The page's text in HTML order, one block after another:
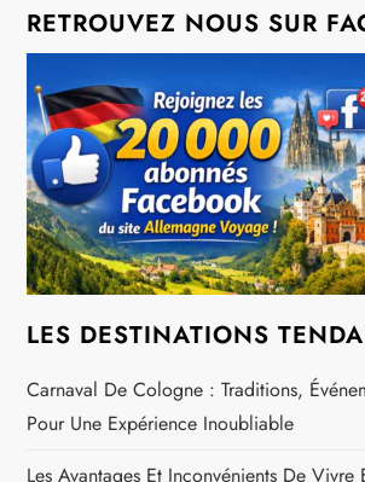
i
o
n
d
e
l
’
a
RETROUVEZ NOUS SUR
LES DESTINATIONS
Carnaval De Cologne : Traditions,
Pour Une Expérience Inoubliable
Les Avantages Et Inconvénients De